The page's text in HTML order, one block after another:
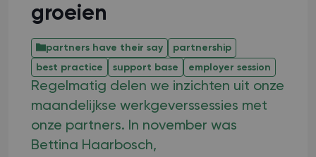
groeien
partners have their say
partnership
best practice
support base employer session
Regelmatig delen we inzichten uit onze
maandelijkse werkgeverssessies met
onze partners. In november was
Bettina Haarbosch,